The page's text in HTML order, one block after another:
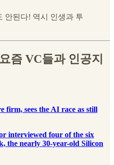
안된다! 역시 인생과 투
즘 VC들과 인공지
firm, sees the AI race as still
interviewed four of the six
the nearly 30-year-old Silicon